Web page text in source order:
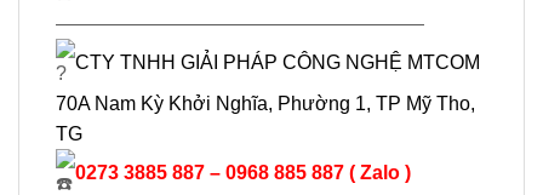
———————————————————
CTY TNHH GIẢI PHÁP CÔNG NGHỆ MTCOM
70A Nam Kỳ Khởi Nghĩa, Phường 1, TP Mỹ Tho,
TG
0273 3885 887 – 0968 885 887 ( Zalo )